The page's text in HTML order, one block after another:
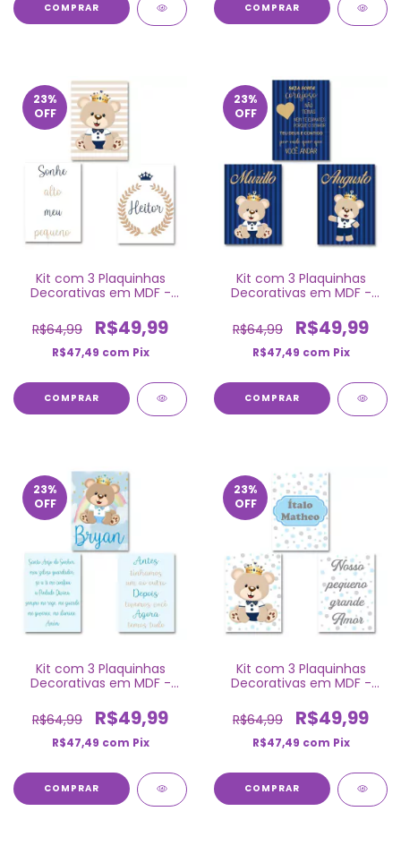
COMPRAR COMPRAR
23%
OFF
Kit com 3 Plaquinhas
Decorativas em MDF -
R$64,99
R$49,99
R$47,49 com Pix
COMPRAR
23%
OFF
Kit com 3 Plaquinhas
Decorativas em MDF -
R$64,99
R$49,99
R$47,49 com Pix
COMPRAR
23%
OFF
Kit com 3 Plaquinhas
Decorativas em MDF -
R$64,99
R$49,99
R$47,49 com Pix
COMPRAR
23%
OFF
Kit com 3 Plaquinhas
Decorativas em MDF -
R$64,99
R$49,99
R$47,49 com Pix
COMPRAR